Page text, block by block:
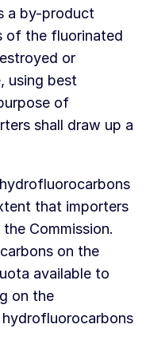
a by-product
of the fluorinated
or
using best
of
shall draw up a
that importers
Commission.
on the
available to
on the